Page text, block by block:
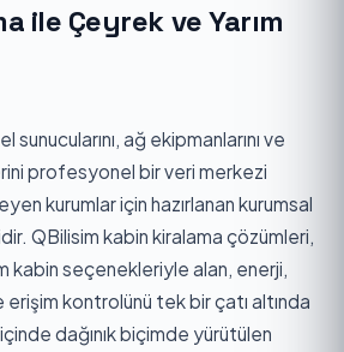
ile Çeyrek ve Yarım
ağ ekipmanlarını ve
profesyonel bir veri merkezi
kurumlar için hazırlanan kurumsal
QBilisim kabin kiralama çözümleri,
kabin seçenekleriyle alan, enerji,
kontrolünü tek bir çatı altında
dağınık biçimde yürütülen